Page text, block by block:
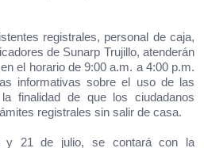
registrales, personal de caja,
de Sunarp Trujillo, atenderán
el horario de 9:00 a.m. a 4:00 p.m.
informativas sobre el uso de las
finalidad de que los ciudadanos
registrales sin salir de casa.
y 21 de julio, se contará con la